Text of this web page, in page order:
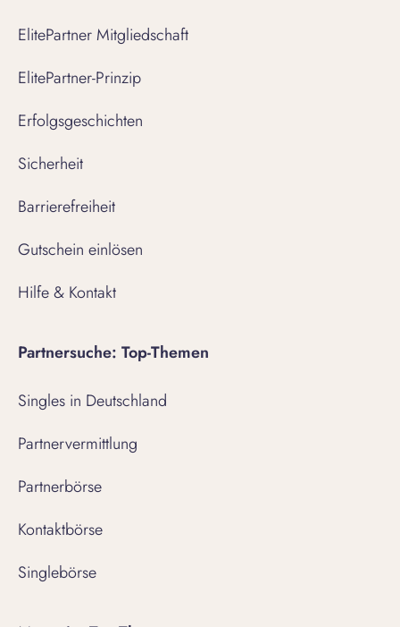
ElitePartner Mitgliedschaft
ElitePartner-Prinzip
Erfolgsgeschichten
Sicherheit
Barrierefreiheit
Gutschein einlösen
Hilfe & Kontakt
Partnersuche: Top-Themen
Singles in Deutschland
Partnervermittlung
Partnerbörse
Kontaktbörse
Singlebörse